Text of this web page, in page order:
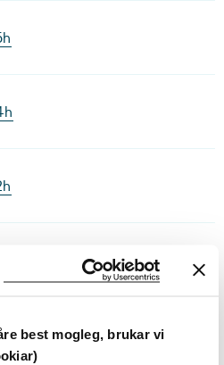
best mogleg, brukar vi